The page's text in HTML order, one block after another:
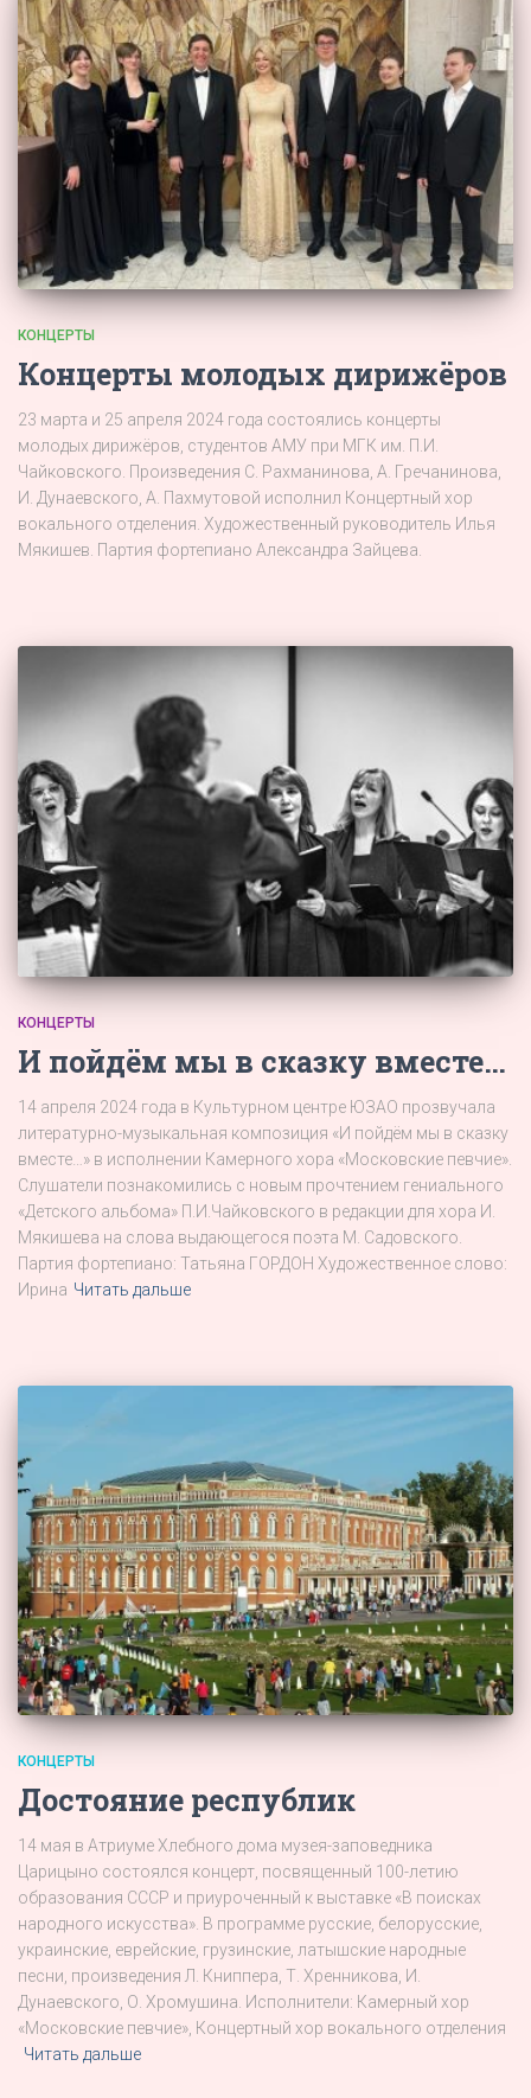
КОНЦЕРТЫ
Концерты молодых дирижёров
23 марта и 25 апреля 2024 года состоялись концерты
молодых дирижёров, студентов АМУ при МГК им. П.И.
Чайковского. Произведения С. Рахманинова, А. Гречанинова,
И. Дунаевского, А. Пахмутовой исполнил Концертный хор
вокального отделения. Художественный руководитель Илья
Мякишев. Партия фортепиано Александра Зайцева.
КОНЦЕРТЫ
И пойдём мы в сказку вместе…
14 апреля 2024 года в Культурном центре ЮЗАО прозвучала
литературно-музыкальная композиция «И пойдём мы в сказку
вместе…» в исполнении Камерного хора «Московские певчие».
Слушатели познакомились с новым прочтением гениального
«Детского альбома» П.И.Чайковского в редакции для хора И.
Мякишева на слова выдающегося поэта М. Садовского.
Партия фортепиано: Татьяна ГОРДОН Художественное слово:
Ирина Читать дальше
КОНЦЕРТЫ
Достояние республик
14 мая в Атриуме Хлебного дома музея-заповедника
Царицыно состоялся концерт, посвященный 100-летию
образования СССР и приуроченный к выставке «В поисках
народного искусства». В программе русские, белорусские,
украинские, еврейские, грузинские, латышские народные
песни, произведения Л. Книппера, Т. Хренникова, И.
Дунаевского, О. Хромушина. Исполнители: Камерный хор
«Московские певчие», Концертный хор вокального отделения
Читать дальше